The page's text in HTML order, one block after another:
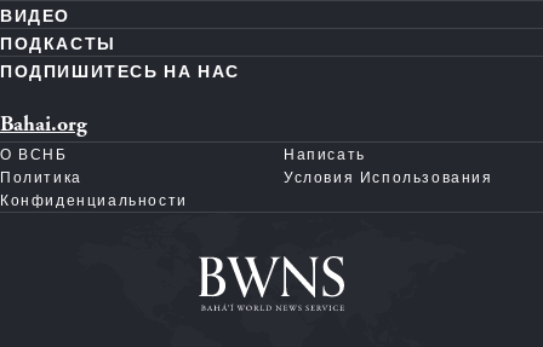
ВИДЕО
ПОДКАСТЫ
ПОДПИШИТЕСЬ НА НАС
Bahai.org
О ВСНБ
Написать
Политика
Конфиденциальности
Условия Использования